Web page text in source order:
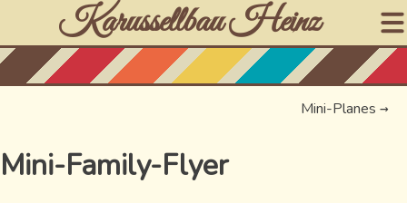
Karussellbau Heinz
Mini-Planes →
Mini-Family-Flyer